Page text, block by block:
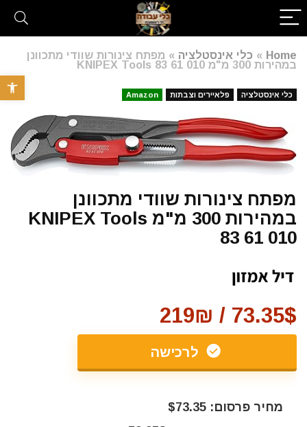
פתח
Home
» כלי אינסטלציה » מפתח צינורות שוודי מתכוונן
במהירות 300 מ"מ KNIPEX Tools 83 61 010
כלי אינסטלציה פלאיירים וצבתות Amazon
מפתח צינורות שוודי מתכוונן
במהירות 300 מ"מ KNIPEX Tools
83 61 010
73.35$ / 219₪
לרכישה
מחיר פרסום: $73.35